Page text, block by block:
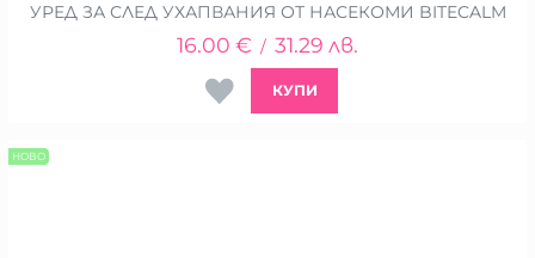
УРЕД ЗА СЛЕД УХАПВАНИЯ ОТ НАСЕКОМИ BITECALM
16.00 € / 31.29 лв.
КУПИ
НОВО